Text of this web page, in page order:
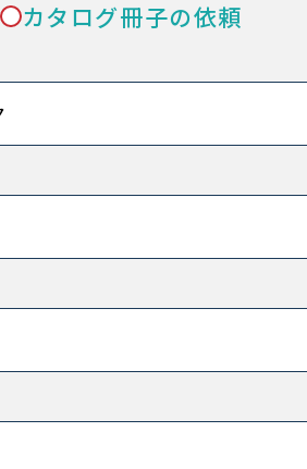
カタログ冊子の依頼